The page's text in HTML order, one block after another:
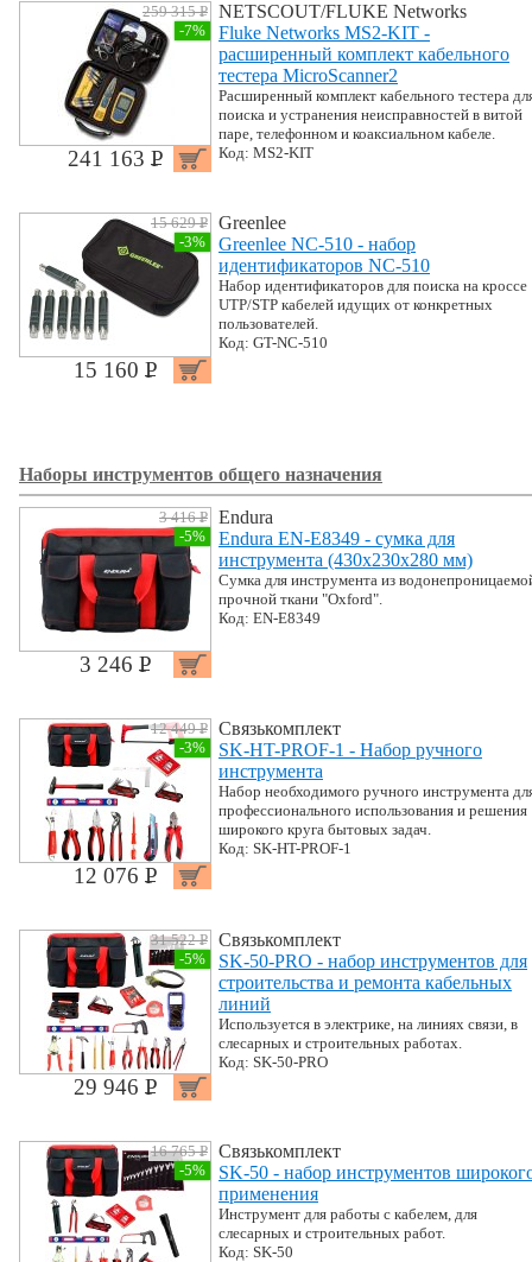
259 315 PУБ.
-7%
241 163 P УБ.
NETSCOUT/FLUKE Networks
Fluke Networks MS2-KIT -
расширенный комплект кабельного
тестера MicroScanner2
Расширенный комплект кабельного тестера
поиска и устранения неисправностей в витой
паре, телефонном и коаксиальном кабеле.
Код: MS2-KIT
15 629 PУБ.
-3%
15 160 P УБ.
Greenlee
Greenlee NC-510 - набор
идентификаторов NC-510
Набор идентификаторов для поиска на кроссе
UTP/STP кабелей идущих от конкретных
пользователей.
Код: GT-NC-510
Наборы инструментов общего назначения
3 416 PУБ.
-5%
3 246 P УБ.
Endura
Endura EN-E8349 - сумка для
инструмента (430x230x280 мм)
Сумка для инструмента из
прочной ткани "Oxford".
Код: EN-E8349
12 449 PУБ.
-3%
12 076 P УБ.
Связькомплект
SK-HT-PROF-1 - Набор ручного
инструмента
Набор необходимого ручного инструмента
профессионального использования и решения
широкого круга бытовых задач.
Код: SK-HT-PROF-1
31 522 PУБ.
-5%
29 946 P УБ.
Связькомплект
SK-50-PRO - набор инструментов для
строительства и ремонта кабельных
линий
Используется в электрике, на линиях связи, в
слесарных и строительных работах.
Код: SK-50-PRO
16 765 PУБ.
-5%
Связькомплект
SK-50 - набор инструментов
применения
Инструмент для работы с кабелем, для
слесарных и строительных работ.
Код: SK-50